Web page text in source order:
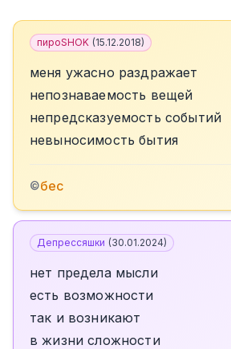
пироSHOK (15.12.2018)
меня ужасно раздражает
непознаваемость вещей
непредсказуемость событий
невыносимость бытия
©бес
Депрессяшки (30.01.2024)
нет предела мысли
есть возможности
так и возникают
в жизни сложности